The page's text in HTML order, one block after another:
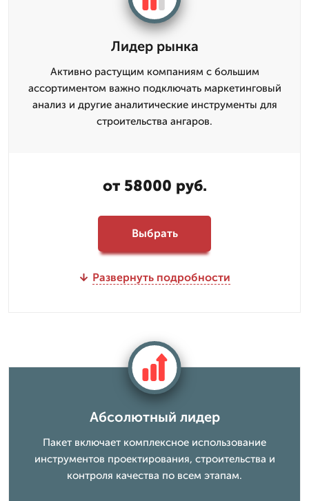
Лидер рынка
Активно растущим компаниям с большим
ассортиментом важно подключать маркетинговый
анализ и другие аналитические инструменты для
строительства ангаров.
от 58000 руб.
Выбрать
Развернуть подробности
Абсолютный лидер
Пакет включает комплексное использование
инструментов проектирования, строительства и
контроля качества по всем этапам.